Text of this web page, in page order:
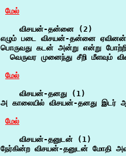
மேல்
    விசயன்-தன்னை (2)
எழும் படை விசயன்-தன்னை
பொருவது கடன் அன்று என்று
வெருவர முனைந்து சீறி மீளவும்
மேல்
    விசயன்-தனது (1)
அ காலையில் விசயன்-தனது இடர்
மேல்
    விசயன்-தனுடன் (1)
நேர்கின்ற விசயன்-தனுடன் மோதி